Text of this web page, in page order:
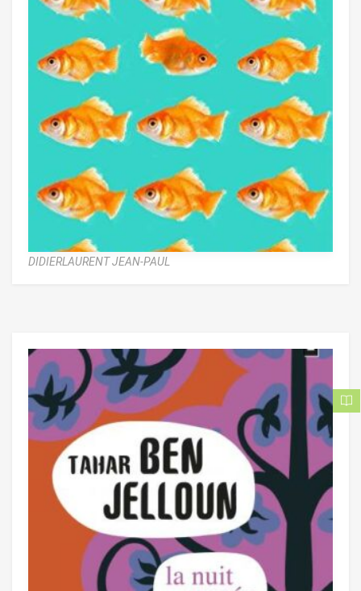
DIDIERLAURENT JEAN-PAUL